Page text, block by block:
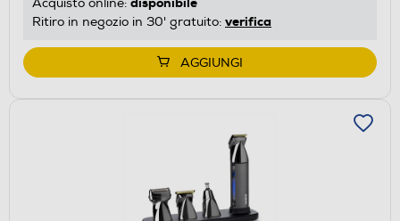
Ritiro in negozio in 30' gratuito: verifica
AGGIUNGI